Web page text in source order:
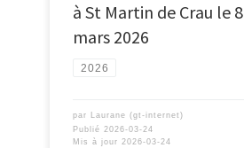
à St Martin de Crau le 8
mars 2026
2026
par Laurane (gt-internet)
Publié 2026-03-24
Mis à jour2026-03-24